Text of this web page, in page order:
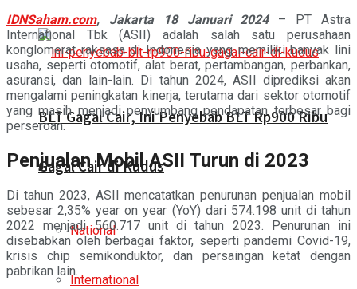
BLT Gagal Cair, Ini Penyebab BLT Rp900 Ribu
Gagal Cair di Kudus
National
International
IDNSaham.com, Jakarta 18 Januari 2024– PT Astra
International Tbk (ASII) adalah salah satu perusahaan
konglomerat raksasa di Indonesia yang memiliki banyak lini
usaha, seperti otomotif, alat berat, pertambangan, perbankan,
asuransi, dan lain-lain. Di tahun 2024, ASII diprediksi akan
mengalami peningkatan kinerja, terutama dari sektor otomotif
yang masih menjadi penyumbang pendapatan terbesar bagi
perseroan.
Penjualan Mobil ASII Turun di 2023
Di tahun 2023, ASII mencatatkan penurunan penjualan mobil
sebesar 2,35% year on year (YoY) dari 574.198 unit di tahun
2022 menjadi 560.717 unit di tahun 2023. Penurunan ini
disebabkan oleh berbagai faktor, seperti pandemi Covid-19,
krisis chip semikonduktor, dan persaingan ketat dengan
pabrikan lain.